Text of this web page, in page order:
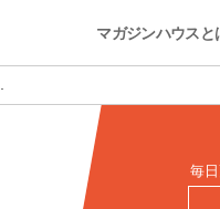
マガジンハウスと
毎